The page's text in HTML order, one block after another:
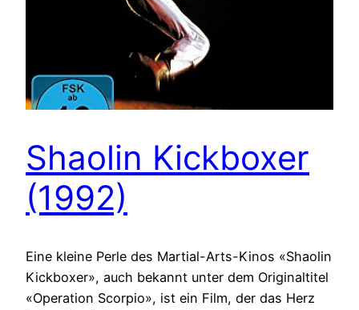
Shaolin Kickboxer
(1992)
Eine kleine Perle des Martial-Arts-Kinos «Shaolin
Kickboxer», auch bekannt unter dem Originaltitel
«Operation Scorpio», ist ein Film, der das Herz